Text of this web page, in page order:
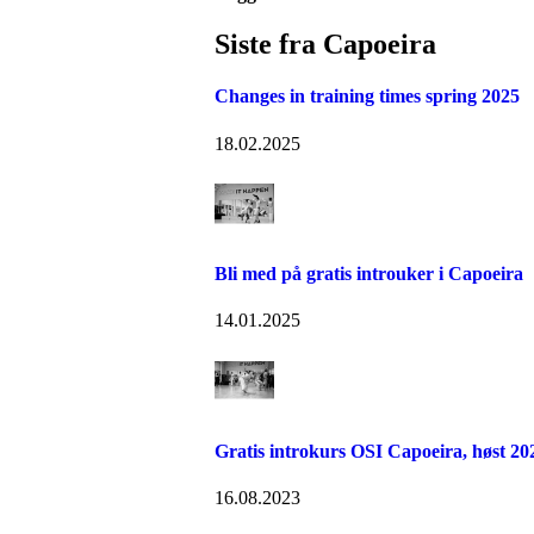
Siste fra Capoeira
Changes in training times spring 2025
18.02.2025
Bli med på gratis introuker i Capoeira
14.01.2025
Gratis introkurs OSI Capoeira, høst
16.08.2023